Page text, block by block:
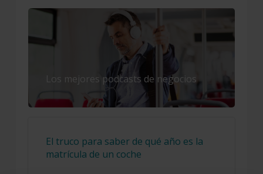
Los mejores podcasts de negocios
El truco para saber de qué año es la
matrícula de un coche